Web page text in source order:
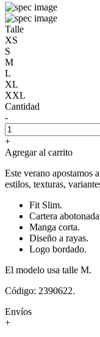
Talle
XS
S
M
L
XL
XXL
Cantidad
-
+
Agregar al carrito
Este verano apostamos
estilos, texturas,
Fit Slim.
Cartera
Manga corta.
Diseño a rayas.
Logo bordado.
El modelo usa talle M.
Código: 2390622.
Envíos
+